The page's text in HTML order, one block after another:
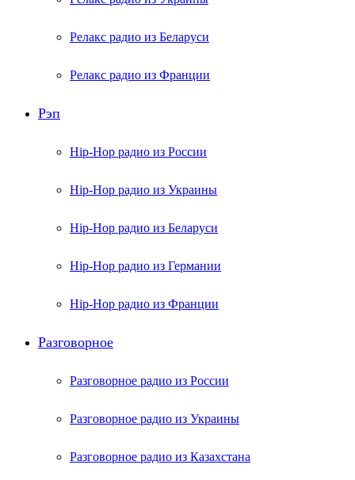
Релакс радио из Беларуси
Релакс радио из Франции
Рэп
Hip-Hop радио из России
Hip-Hop радио из Украины
Hip-Hop радио из Беларуси
Hip-Hop радио из Германии
Hip-Hop радио из Франции
Разговорное
Разговорное радио из России
Разговорное радио из Украины
Разговорное радио из Казахстана